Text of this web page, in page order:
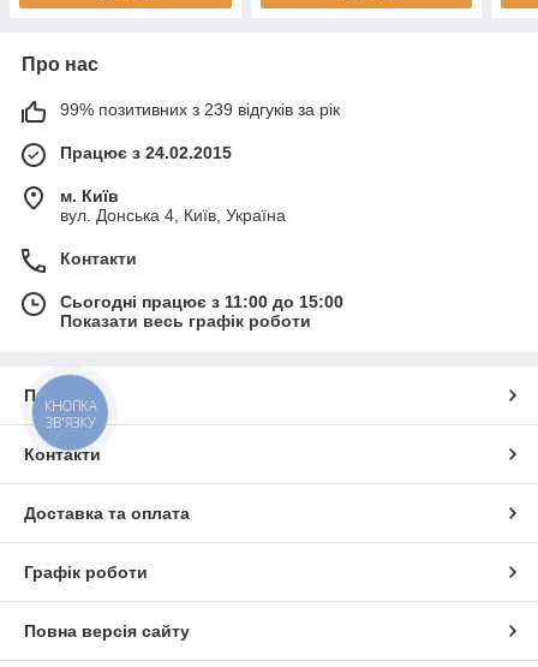
Про нас
99% позитивних з 239 відгуків за рік
Працює з 24.02.2015
м. Київ
вул. Донська 4, Київ, Україна
Контакти
Сьогодні працює з 11:00 до 15:00
Показати весь графік роботи
Про нас
Контакти
Доставка та оплата
Графік роботи
Повна версія сайту
КНОПКА
ЗВ'ЯЗКУ